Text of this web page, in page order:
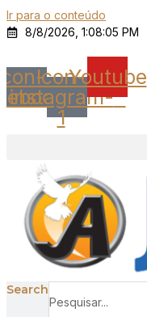
Ir para o conteúdo
8/8/2026, 1:08:05 PM
Icon-
instagram-
1
Youtube
Search